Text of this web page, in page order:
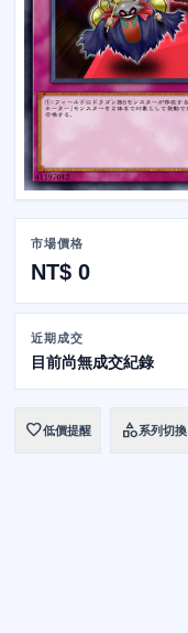
市場價格
NT$ 0
近期成交
目前尚無成交紀錄
favorite低價提醒 category系列切換